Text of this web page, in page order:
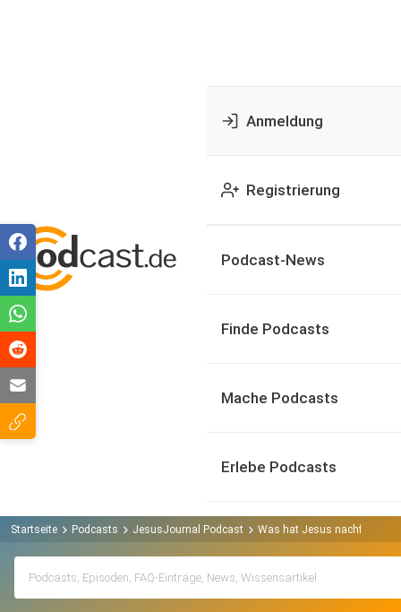
Anmeldung
Registrierung
Podcast-News
Finde Podcasts
Mache Podcasts
Erlebe Podcasts
Startseite Podcasts JesusJournal Podcast Was hat Jesus nachfolgen